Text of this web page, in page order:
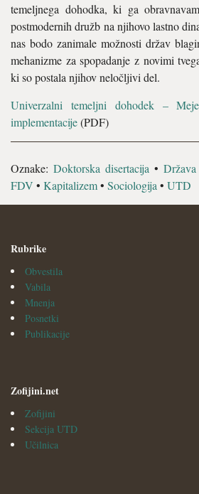
temeljnega dohodka, ki ga
postmodernih družb na njihovo lastno
nas bodo zanimale možnosti držav
mehanizme za spopadanje z novimi
ki so postala njihov neločljivi del.
Univerzalni temeljni dohodek –
implementacije(PDF)
Oznake: Doktorska disertacija •
FDV • Kapitalizem• Sociologija • UTD
Rubrike
Obvestila
Vabila
Mnenja
Posnetki
Publikacije
Zofijini.net
Zofijini
Sekcija UTD
Učilnica